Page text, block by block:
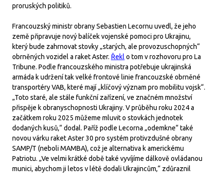
proruských politiků.
Francouzský ministr obrany Sebastien Lecornu uvedl, že jeho
země připravuje nový balíček vojenské pomoci pro Ukrajinu,
který bude zahrnovat stovky „starých, ale provozuschopných“
obrněných vozidel a raket Aster. Řekl o tom v rozhovoru pro La
Tribune. Podle francouzského ministra potřebuje ukrajinská
armáda k udržení tak velké frontové linie francouzské obrněné
transportéry VAB, které mají „klíčový význam pro mobilitu vojsk“.
„Toto staré, ale stále funkční zařízení, ve značném množství
přispěje k obranyschopnosti Ukrajiny. V průběhu roku 2024 a
začátkem roku 2025 můžeme mluvit o stovkách jednotek
dodaných kusů,“ dodal. Paříž podle Lecorna „odemkne“ také
novou várku raket Aster 30 pro systém protivzdušné obrany
SAMP/T (neboli MAMBA), což je alternativa k americkému
Patriotu. „Ve velmi krátké době také vyvíjíme dálkově ovládanou
munici, abychom ji letos v létě dodali Ukrajincům,“ zdůraznil